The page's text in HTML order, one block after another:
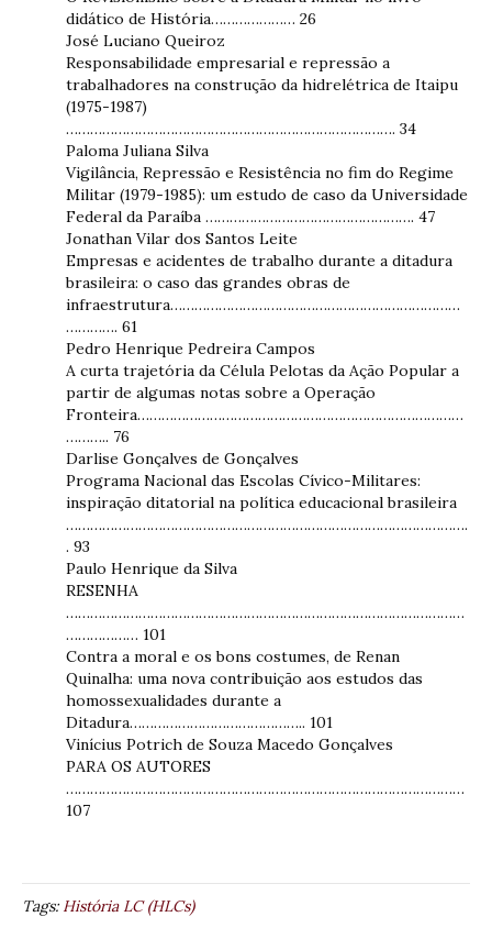
didático de História………………… 26
José Luciano Queiroz
Responsabilidade empresarial e repressão a
trabalhadores na construção da hidrelétrica de Itaipu
(1975-1987)
………………………………………………………………………. 34
Paloma Juliana Silva
Vigilância, Repressão e Resistência no fim do Regime
Militar (1979-1985): um estudo de caso da Universidade
Federal da Paraíba ……………………………………………. 47
Jonathan Vilar dos Santos Leite
Empresas e acidentes de trabalho durante a ditadura
brasileira: o caso das grandes obras de
infraestrutura………………………………………………………………
…………. 61
Pedro Henrique Pedreira Campos
A curta trajetória da Célula Pelotas da Ação Popular a
partir de algumas notas sobre a Operação
Fronteira………………………………………………………………………
……….. 76
Darlise Gonçalves de Gonçalves
Programa Nacional das Escolas Cívico-Militares:
inspiração ditatorial na política educacional brasileira
……………………………………………………………………………………….
. 93
Paulo Henrique da Silva
RESENHA
………………………………………………………………………………………
……………… 101
Contra a moral e os bons costumes, de Renan
Quinalha: uma nova contribuição aos estudos das
homossexualidades durante a
Ditadura…………………………………….. 101
Vinícius Potrich de Souza Macedo Gonçalves
PARA OS AUTORES
………………………………………………………………………………………
107
Tags:História LC (HLCs)